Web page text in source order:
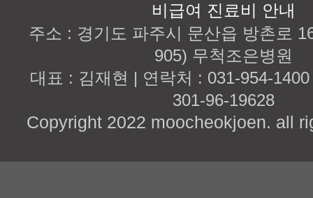
비급여 진료비 안내
주소 : 경기도 파주시 문산읍 방촌로
905) 무척조은병원
대표 : 김재현 | 연락처 : 031-954-
301-96-19628
Copyright 2022 moocheokjoen. all